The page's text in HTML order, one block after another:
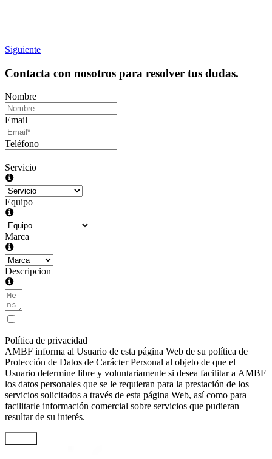
Siguiente
Contacta con nosotros para resolver tus dudas.
Nombre
Email
Teléfono
Servicio
Equipo
Marca
Descripcion
Política de privacidad
AMBF informa al Usuario de esta página Web de su política de
Protección de Datos de Carácter Personal al objeto de que el
Usuario determine libre y voluntariamente si desea facilitar a AMBF
los datos personales que se le requieran para la prestación de los
servicios solicitados a través de esta página Web, así como para
facilitarle información comercial sobre servicios que pudieran
resultar de su interés.